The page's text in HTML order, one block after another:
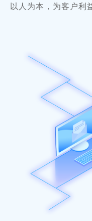
以人为本，为客户利